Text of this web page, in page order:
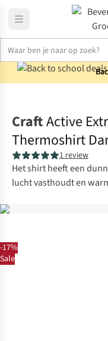
-17%
Sale
CraftActive
Thermoshirt
1 review
Het shirt heeft een
lucht vasthoudt en